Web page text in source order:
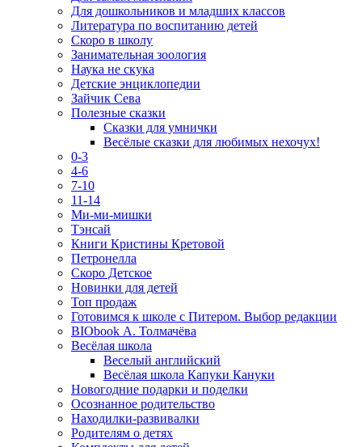
Для дошкольников и младших классов
Литература по воспитанию детей
Скоро в школу
Занимательная зоология
Наука не скука
Детские энциклопедии
Зайчик Сева
Полезные сказки
Сказки для умнички
Весёлые сказки для любимых нехочух!
0-3
4-6
7-10
11-14
Ми-ми-мишки
Тэнсай
Книги Кристины Кретовой
Петронелла
Скоро Детское
Новинки для детей
Топ продаж
Готовимся к школе с Питером. Выбор редакции
BIObook А. Толмачёва
Весёлая школа
Веселый английский
Весёлая школа Капуки Кануки
Новогодние подарки и поделки
Осознанное родительство
Находилки-развивалки
Родителям о детях